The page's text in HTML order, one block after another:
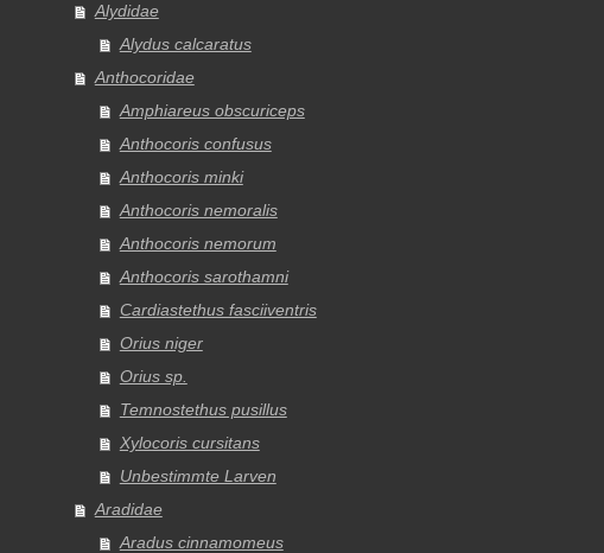
Alydidae
Alydus calcaratus
Anthocoridae
Amphiareus obscuriceps
Anthocoris confusus
Anthocoris minki
Anthocoris nemoralis
Anthocoris nemorum
Anthocoris sarothamni
Cardiastethus fasciiventris
Orius niger
Orius sp.
Temnostethus pusillus
Xylocoris cursitans
Unbestimmte Larven
Aradidae
Aradus cinnamomeus